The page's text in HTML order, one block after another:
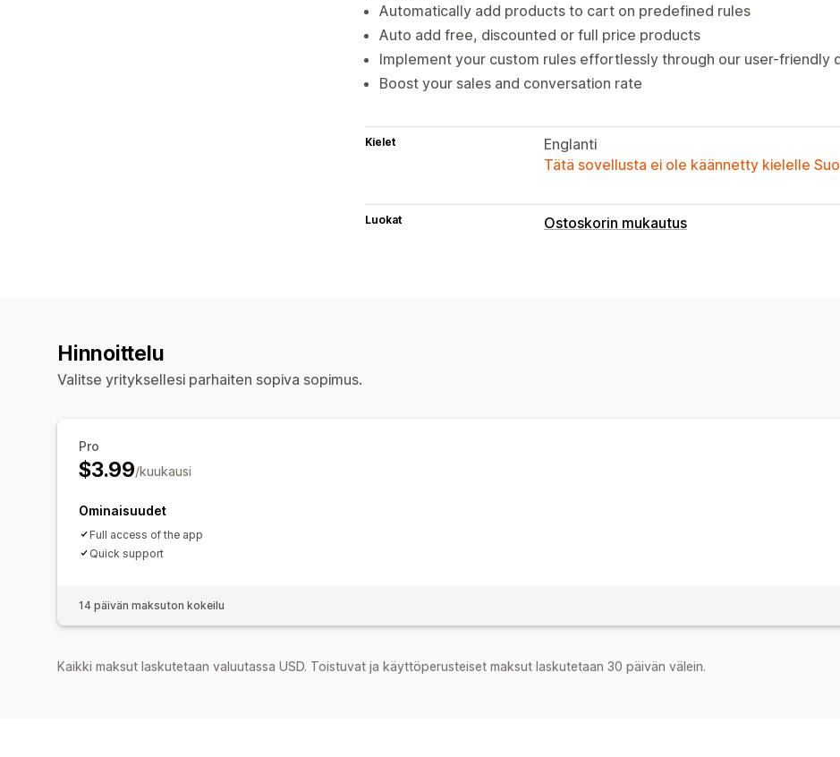
Automatically add products to cart on predefined rules
Auto add free, discounted or full price products
Implement your custom rules effortlessly through our user-friendly
Boost your sales and conversation rate
Kielet
Englanti
Tätä sovellusta ei ole käännetty kielelle
Luokat Ostoskorin mukautus
Hinnoittelu
Valitse yrityksellesi parhaiten sopiva sopimus.
Pro
$3.99/kuukausi
Ominaisuudet
Full access of the app
Quick support
14 päivän maksuton kokeilu
Kaikki maksut laskutetaan valuutassa USD. Toistuvat ja käyttöperusteiset maksut laskutetaan 30 päivän välein.